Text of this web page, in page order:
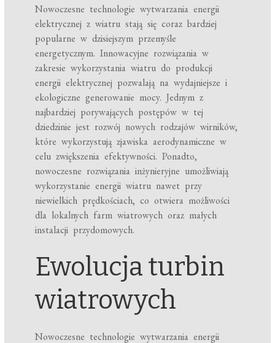
Nowoczesne technologie wytwarzania energii
elektrycznej z wiatru stają się coraz bardziej
popularne w dzisiejszym przemyśle
energetycznym. Innowacyjne rozwiązania w
zakresie wykorzystania wiatru do produkcji
energii elektrycznej pozwalają na wydajniejsze i
ekologiczne generowanie mocy. Jednym z
najbardziej porywających postępów w tej
dziedzinie jest rozwój nowych rodzajów wirników,
które wykorzystują zjawiska aerodynamiczne w
celu zwiększenia efektywności. Ponadto,
nowoczesne rozwiązania inżynieryjne umożliwiają
wykorzystanie energii wiatru nawet przy
niewielkich prędkościach, co otwiera możliwości
dla lokalnych farm wiatrowych oraz małych
instalacji przydomowych.
Ewolucja turbin
wiatrowych
Nowoczesne technologie wytwarzania energii